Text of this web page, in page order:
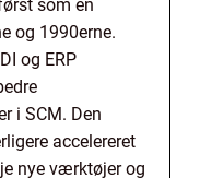
som en
og 1990erne.
og ERP
i SCM. Den
accelereret
nye værktøjer og